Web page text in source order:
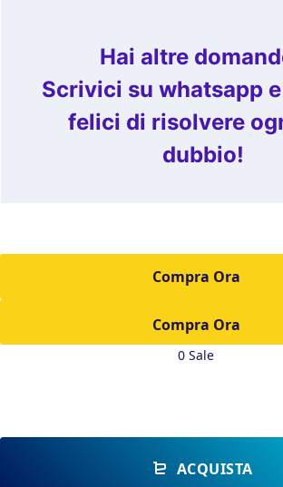
Hai altre
Scrivici su whatsapp
felici di risolvere
dubbio!
Compra Ora
0 Sale
ACQUISTA